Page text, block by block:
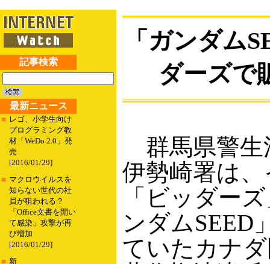
記事検索
最新ニュース
■ レゴ、小学生向け
プログラミング教
材「WeDo 2.0」発
売
[2016/01/29]
■ マクロウイルスを
知らない世代の社
員が狙われる？
「Office文書を開い
て感染」攻撃が再
び増加
[2016/01/29]
■ 新
「ガンダム
ダーズで
群馬県警生
伊勢崎署は
「ビッダー
ンダムSEED
ていたカナ